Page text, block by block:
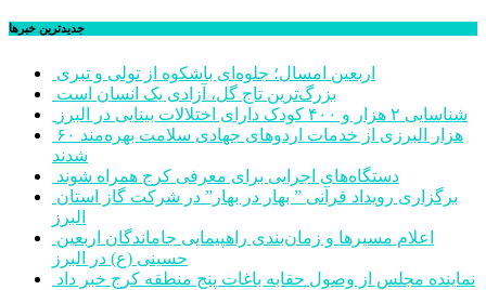
جديدترين خبرها
اربعین امسال؛ جلوه‌ای باشکوه از تولی و تبری
بزرگ‌ترین تاج گل، آزادی یک انسان است
شناسایی ۲ هزار و ۴۰۰ کودک دارای اختلالات بینایی در البرز
۶۰ هزار البرزی از خدمات اردوهای جهادی سلامت بهره‌مند
شدند
دستگاه‌های اجرایی برای معرفی کرج همراه شوند
البرز
حسینی (ع) در البرز
نماینده مجلس از وصول حقابه باغات پنج منطقه کرج خبر داد